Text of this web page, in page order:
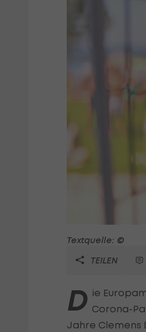
Textquelle: ©
TEILEN
D ie
Corona-
Jahre Clemens